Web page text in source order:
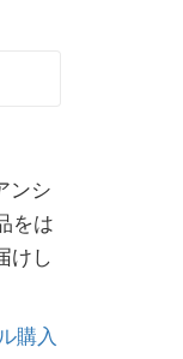
ンシ
をは
けし